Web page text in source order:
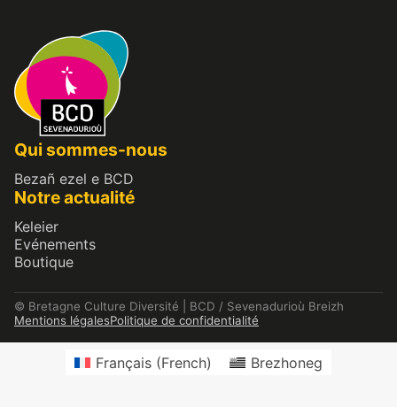
Qui sommes-nous
Bezañ ezel e BCD
Notre actualité
Keleier
Evénements
Boutique
© Bretagne Culture Diversité | BCD / Sevenadurioù Breizh
Mentions légalesPolitique de confidentialité
Français (French) Brezhoneg